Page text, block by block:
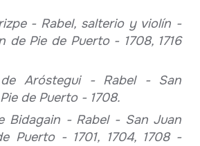
- Rabel, salterio y violín -
de Pie de Puerto - 1708, 1716
Aróstegui - Rabel - San
de Puerto - 1708.
Bidagain - Rabel - San Juan
Puerto - 1701, 1704, 1708 -